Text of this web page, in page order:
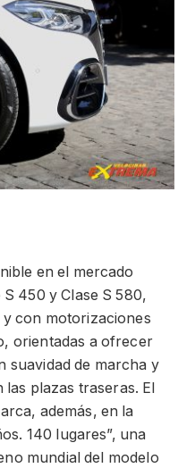
en el mercado
450 y Clase S 580,
con motorizaciones
orientadas a ofrecer
suavidad de marcha y
plazas traseras. El
además, en la
140 lugares”, una
mundial del modelo